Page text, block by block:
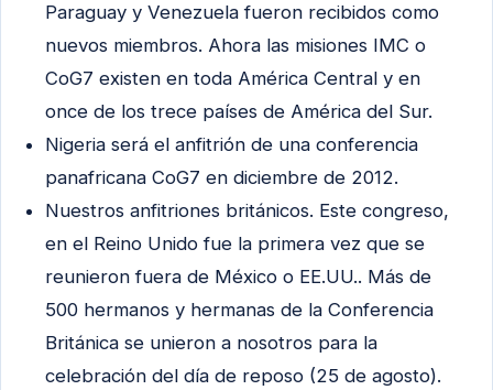
Paraguay y Venezuela fueron recibidos como
nuevos miembros. Ahora las misiones IMC o
CoG7 existen en toda América Central y en
once de los trece países de América del Sur.
Nigeria será el anfitrión de una conferencia
panafricana CoG7 en diciembre de 2012.
Nuestros anfitriones británicos. Este congreso,
en el Reino Unido fue la primera vez que se
reunieron fuera de México o EE.UU.. Más de
500 hermanos y hermanas de la Conferencia
Británica se unieron a nosotros para la
celebración del día de reposo (25 de agosto).